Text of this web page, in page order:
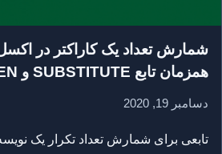
شمارش تعداد یک کاراکتر در
همزمان تابع SUBSTITUTE و LEN
دسامبر 19, 2020
تابعی برای شمارش تعداد تکرار یک